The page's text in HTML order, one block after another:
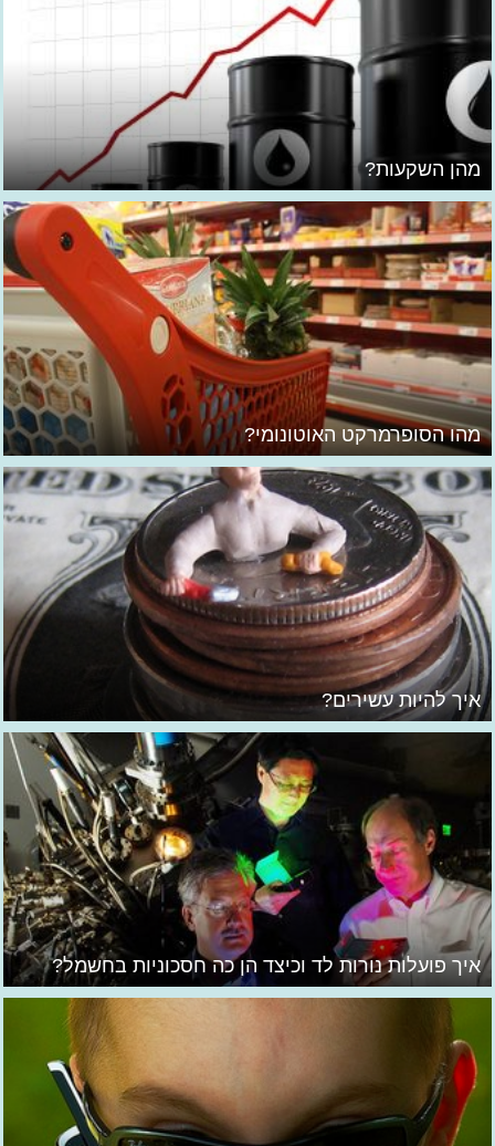
מהן השקעות?
מהו הסופרמרקט האוטונומי?
איך להיות עשירים?
איך פועלות נורות לד וכיצד הן כה חסכוניות בחשמל?